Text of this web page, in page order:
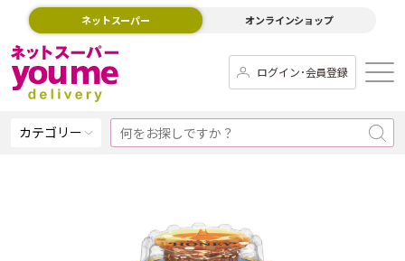
ネットスーパー オンラインショップ
ログイン･会員登録
カテゴリー